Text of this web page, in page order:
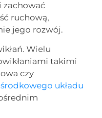
zachować
ruchową,
jego rozwój.
Wielu
takimi
czy
układu